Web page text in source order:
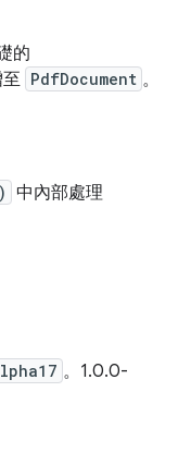
的
至 PdfDocument 。
中內部處理
。1.0.0-